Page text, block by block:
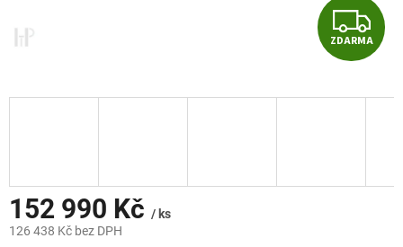
Z
D
A
ZDARMA
152 990 Kč / ks
126 438 Kč bez DPH